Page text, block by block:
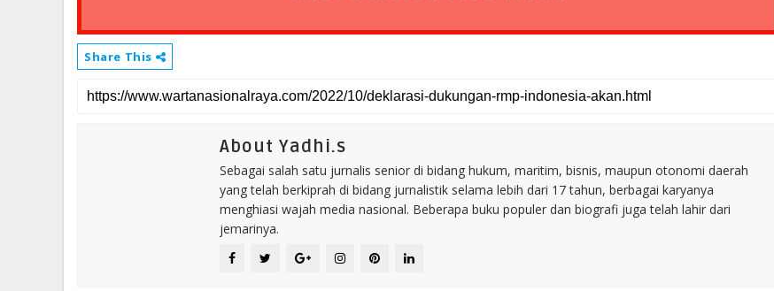
Share This
About Yadhi.s
Sebagai salah satu jurnalis senior di bidang hukum, maritim, bisnis, maupun otonomi daerah
yang telah berkiprah di bidang jurnalistik selama lebih dari 17 tahun, berbagai karyanya
menghiasi wajah media nasional. Beberapa buku populer dan biografi juga telah lahir dari
jemarinya.